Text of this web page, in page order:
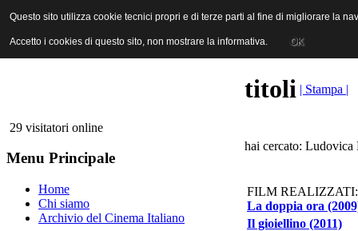
ANICA | Associazione Nazionale Industrie Cinematografiche
29 visitatori online
Menu Principale
Home
Chi siamo
Archivio del Cinema Italiano
titoli | Stampa |
hai cercato: Ludovica
FILM REALIZZATI:
La doppia ora
Il gioiellino (2011)
Questo sito utilizza cookie tecnici propri e di terze parti al fine di migliorare la
Accetto i cookies di questo sito, non mostrare la informativa. OK
Questo sito utilizza cookie tecnici propri e di terze parti al fine di migliorare la
Accetto i cookies di questo sito, non mostrare la informativa. OK